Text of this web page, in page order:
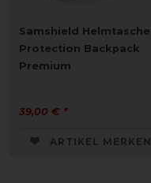
Samshield Helmtasche
Protection Backpack
Premium
39,00 € *
ARTIKEL MERKEN